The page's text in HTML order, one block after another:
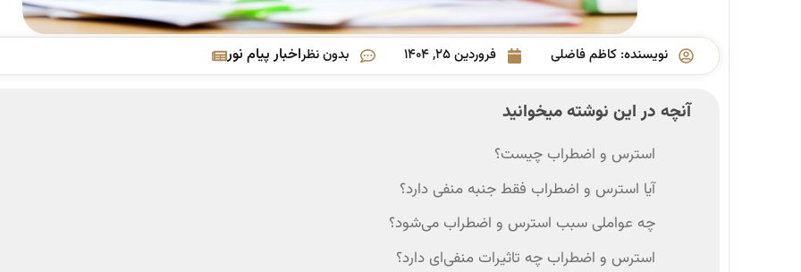
نویسنده: کاظم فاضلی فروردین ۲۵, ۱۴۰۴ بدون نظراخبار پیام نور
آنچه در این نوشته میخوانید
استرس و اضطراب چیست؟
آیا استرس و اضطراب فقط جنبه منفی دارد؟
چه عواملی سبب استرس و اضطراب می‌شود؟
استرس و اضطراب چه تاثیرات منفی‌ای دارد؟